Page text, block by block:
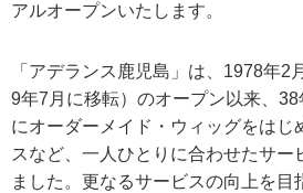
アルオープンいたします。
「アデランス鹿児島」は、1978年2
9年7月に移転）のオープン以来、
にオーダーメイド・ウィッグをはじ
スなど、一人ひとりに合わせたサー
ました。更なるサービスの向上を目